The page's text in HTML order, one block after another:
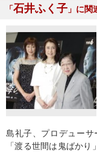
「石井ふく子 」に関
島礼子、プロデュー
「渡る世間は鬼ばか